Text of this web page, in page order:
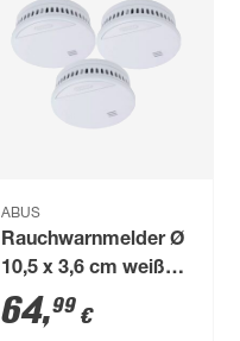
ABUS
Rauchwarnmelder Ø
10,5 x 3,6 cm weiß
3er-Set
64,99 €